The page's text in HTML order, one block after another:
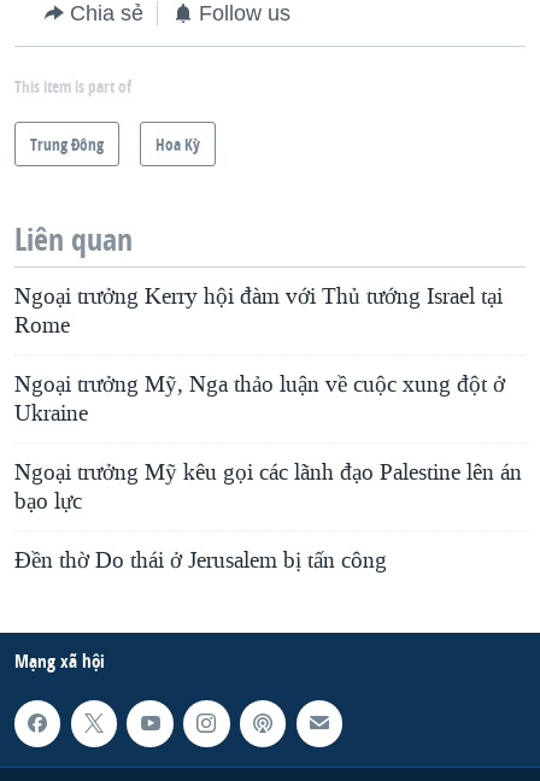
Chia sẻ Follow us
This item is part of
Trung Ðông Hoa Kỳ
Liên quan
Ngoại trưởng Kerry hội đàm với Thủ tướng Israel tại
Rome
Ngoại trưởng Mỹ, Nga thảo luận về cuộc xung đột ở
Ukraine
Ngoại trưởng Mỹ kêu gọi các lãnh đạo Palestine lên án
bạo lực
Đền thờ Do thái ở Jerusalem bị tấn công
Mạng xã hội